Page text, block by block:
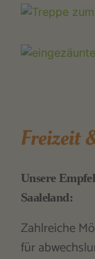
Freizeit
Unsere
Saaleland:
Zahlreiche
für